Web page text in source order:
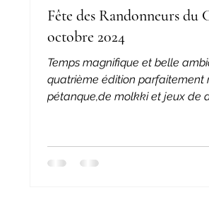
Fête des Randonneurs du
octobre 2024
Temps magnifique et belle
quatrième édition parfaitement
pétanque,de molkki et jeux de